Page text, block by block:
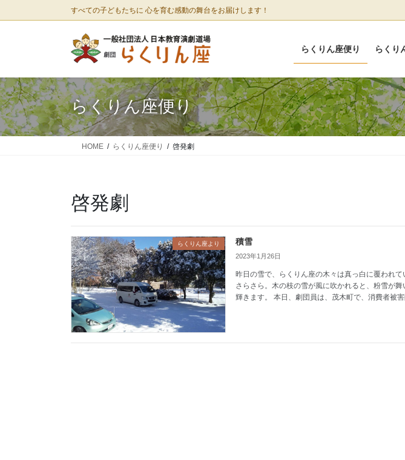
ン
に
移
動
ビ
ョ
ン
に
移
動
すべての子どもたちに 心を育む感動の舞台をお届けします！
らくりん座便り らくり
らくりん座便り
HOME らくりん座便り 啓発劇
啓発劇
らくりん座より 積雪
2023年1月26日
昨日の雪で、らくりん座の木々は真っ白に覆われ
さらさら。木の枝の雪が風に吹かれると、粉雪が
輝きます。 本日、劇団員は、茂木町で、消費者被